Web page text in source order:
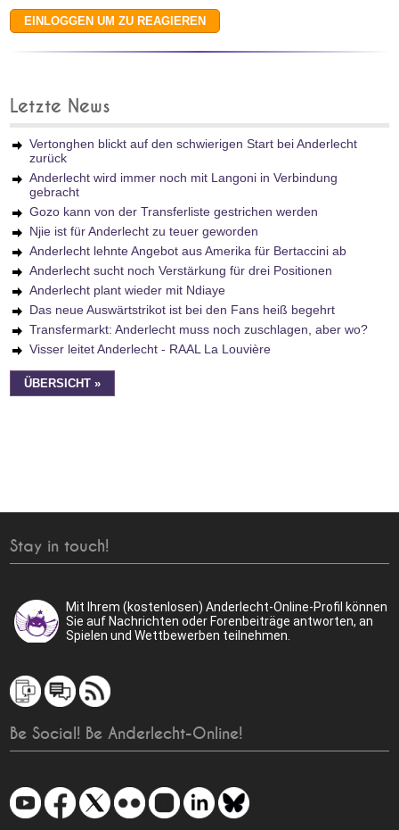
Letzte News
Vertonghen blickt auf den schwierigen Start bei Anderlecht
zurück
Anderlecht wird immer noch mit Langoni in Verbindung
gebracht
Gozo kann von der Transferliste gestrichen werden
Njie ist für Anderlecht zu teuer geworden
Anderlecht lehnte Angebot aus Amerika für Bertaccini ab
Anderlecht sucht noch Verstärkung für drei Positionen
Anderlecht plant wieder mit Ndiaye
Das neue Auswärtstrikot ist bei den Fans heiß begehrt
Transfermarkt: Anderlecht muss noch zuschlagen, aber wo?
Visser leitet Anderlecht - RAAL La Louvière
ÜBERSICHT »
Stay in touch!
Mit Ihrem (kostenlosen) Anderlecht-Online-Profil können
Sie auf Nachrichten oder Forenbeiträge antworten, an
Spielen und Wettbewerben teilnehmen.
Be Social! Be Anderlecht-Online!